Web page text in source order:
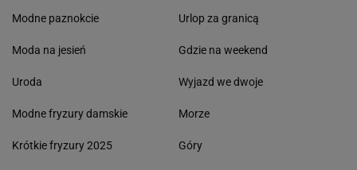
Modne paznokcie
Moda na jesień
Uroda
Modne fryzury damskie
Krótkie fryzury 2025
Urlop za granicą
Gdzie na weekend
Wyjazd we dwoje
Morze
Góry